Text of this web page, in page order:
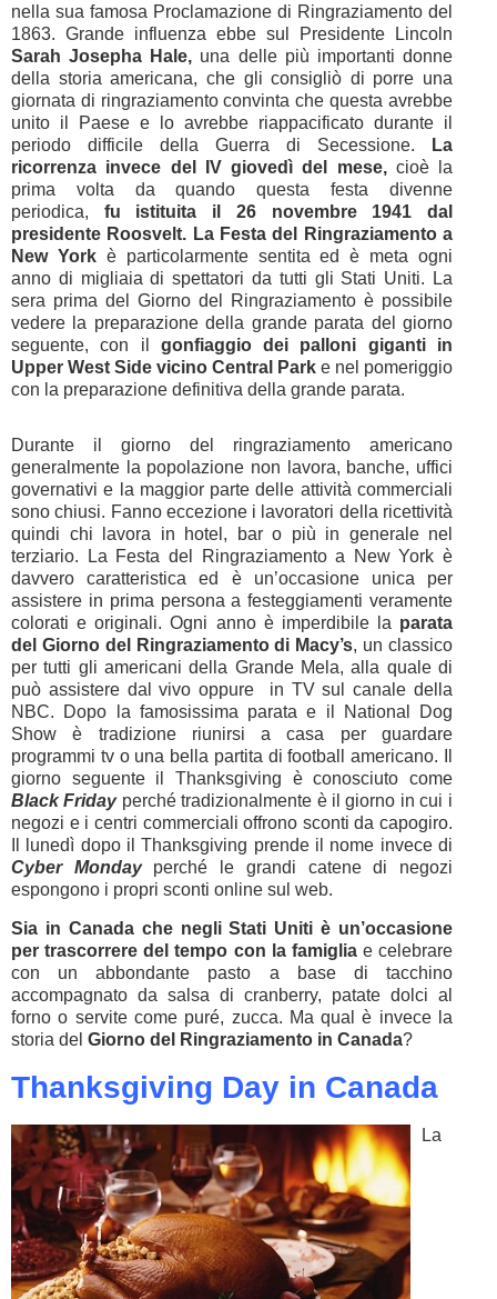
nella sua famosa Proclamazione di Ringraziamento del
1863. Grande influenza ebbe sul Presidente Lincoln
Sarah Josepha Hale, una delle più importanti donne
della storia americana, che gli consigliò di porre una
giornata di ringraziamento convinta che questa avrebbe
unito il Paese e lo avrebbe riappacificato durante il
periodo difficile della Guerra di Secessione.
La
ricorrenza invece del IV giovedì del mese,cioè la
prima volta da quando questa festa divenne
periodica, fu istituita il 26 novembre 1941 dal
presidente Roosvelt. La Festa del Ringraziamento a
New Yorkè particolarmente sentita ed è meta ogni
anno di migliaia di spettatori da tutti gli Stati Uniti. La
sera prima del Giorno del Ringraziamento è possibile
vedere la preparazione della grande parata del giorno
seguente, con il gonfiaggio dei palloni giganti in
Upper West Side vicino Central Park e nel pomeriggio
con la preparazione definitiva della grande parata.
Durante il giorno del ringraziamento americano
generalmente la popolazione non lavora, banche, uffici
governativi e la maggior parte delle attività commerciali
sono chiusi. Fanno eccezione i lavoratori della ricettività
quindi chi lavora in hotel, bar o più in generale nel
terziario. La Festa del Ringraziamento a New York è
davvero caratteristica ed è un’occasione unica per
assistere in prima persona a festeggiamenti veramente
colorati e originali. Ogni anno è imperdibile la parata
del Giorno del Ringraziamento di Macy’s, un classico
per tutti gli americani della Grande Mela, alla quale di
può assistere dal vivo oppure in TV sul canale della
NBC. Dopo la famosissima parata e il National Dog
Show è tradizione riunirsi a casa per guardare
programmi tv o una bella partita di football americano. Il
giorno seguente il Thanksgiving è conosciuto come
Black Fridayperché tradizionalmente è il giorno in cui i
negozi e i centri commerciali offrono sconti da capogiro.
Il lunedì dopo il Thanksgiving prende il nome invece di
Cyber Mondayperché le grandi catene di negozi
espongono i propri sconti online sul web.
Sia in Canada che negli Stati Uniti è un’occasione
per trascorrere del tempo con la famigliae celebrare
con un abbondante pasto a base di tacchino
accompagnato da salsa di cranberry, patate dolci al
forno o servite come puré, zucca. Ma qual è invece la
storia del Giorno del Ringraziamento in Canada?
Thanksgiving Day in Canada
La